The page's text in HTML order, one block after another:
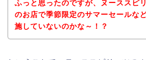
ふっと思ったのですが、ヌーススピ
のお店で季節限定のサマーセールな
施していないのかな～！？